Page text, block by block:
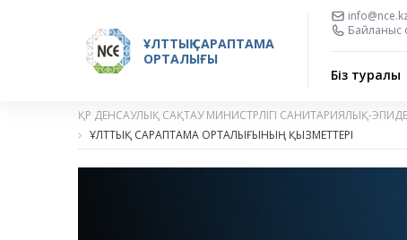
ҰЛТТЫҚ САРАПТАМА
ОРТАЛЫҒЫ
Байланыс
Біз туралы
ҚР ДЕНСАУЛЫҚ САҚТАУ МИНИСТРЛІГІ САНИТАРИЯЛЫҚ-
ҰЛТТЫҚ САРАПТАМА ОРТАЛЫҒЫНЫҢ ҚЫЗМЕТТЕРІ